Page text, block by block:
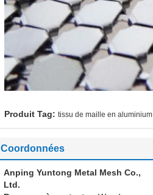
Produit Tag: tissu de maille en aluminium
Coordonnées
Anping Yuntong Metal Mesh Co.,
Ltd.